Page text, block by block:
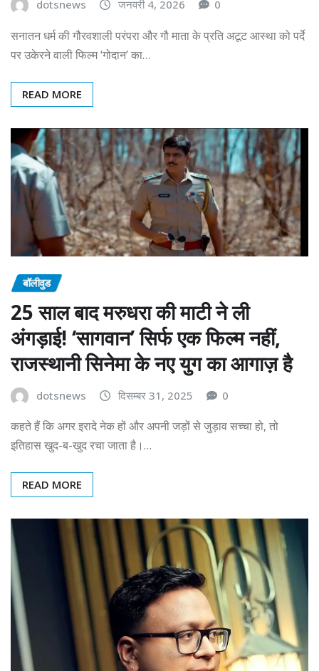
dotsnews जनवरी 4, 2026 0
सनातन धर्म की गौरवशाली परंपरा और गौ माता के प्रति अटूट आस्था को पर्दे
पर उकेरने वाली फिल्म ‘गोदान’ का…
READ MORE
बॉलीवुड
25 साल बाद मरुधरा की माटी ने ली
अंगड़ाई! ‘सागवान’ सिर्फ एक फिल्म नहीं,
राजस्थानी सिनेमा के नए युग का आगाज़ है
dotsnews दिसम्बर 31, 2025 0
कहते हैं कि अगर इरादे नेक हों और अपनी जड़ों से जुड़ाव सच्चा हो, तो
इतिहास खुद-ब-खुद रचा जाता है।…
READ MORE